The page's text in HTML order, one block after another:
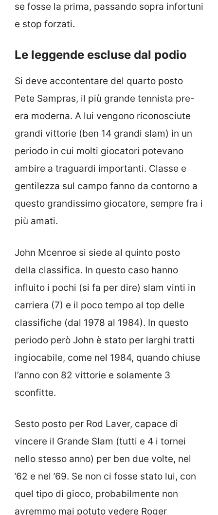
se fosse la prima, passando sopra infortuni
e stop forzati.
Le leggende escluse dal podio
Si deve accontentare del quarto posto
Pete Sampras, il più grande tennista pre-
era moderna. A lui vengono riconosciute
grandi vittorie (ben 14 grandi slam) in un
periodo in cui molti giocatori potevano
ambire a traguardi importanti. Classe e
gentilezza sul campo fanno da contorno a
questo grandissimo giocatore, sempre fra i
più amati.
John Mcenroe si siede al quinto posto
della classifica. In questo caso hanno
influito i pochi (si fa per dire) slam vinti in
carriera (7) e il poco tempo al top delle
classifiche (dal 1978 al 1984). In questo
periodo però John è stato per larghi tratti
ingiocabile, come nel 1984, quando chiuse
l’anno con 82 vittorie e solamente 3
sconfitte.
Sesto posto per Rod Laver, capace di
vincere il Grande Slam (tutti e 4 i tornei
nello stesso anno) per ben due volte, nel
’62 e nel ’69. Se non ci fosse stato lui, con
quel tipo di gioco, probabilmente non
avremmo mai potuto vedere Roger